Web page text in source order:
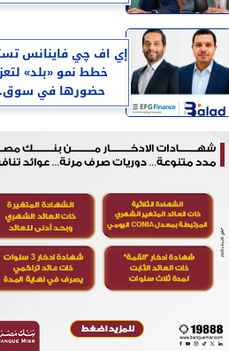
إي اف چي فاينانس
خطط نمو «بلد»
حضورها في